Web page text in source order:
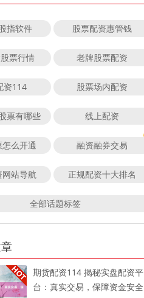
指软件 股票配资惠管钱
票行情 老牌股票配资
资114 股票场内配资
票有哪些 线上配资
么开通 融资融券交易
网站导航 正规配资十大排名
全部话题标签
期货配资114 揭秘实盘配资平
台：真实交易，保障资金安全